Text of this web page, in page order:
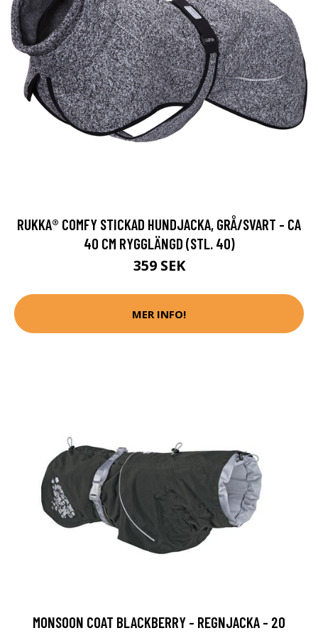
RUKKA® COMFY STICKAD HUNDJACKA, GRÅ/SVART - CA
40 CM RYGGLÄNGD (STL. 40)
359 SEK
MER INFO!
MONSOON COAT BLACKBERRY - REGNJACKA - 20